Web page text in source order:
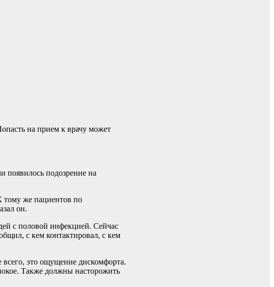
на прием к врачу может
появилось подозрение на
тому же пациентов по
он.
с половой инфекцией. Сейчас
с кем контактировал, с кем
всего, это ощущение дискомфорта.
Также должны насторожить